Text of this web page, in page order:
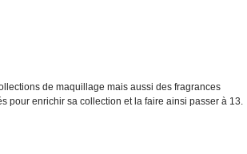
de maquillage mais aussi des fragrances
pour enrichir sa collection et la faire ainsi passer à 13.